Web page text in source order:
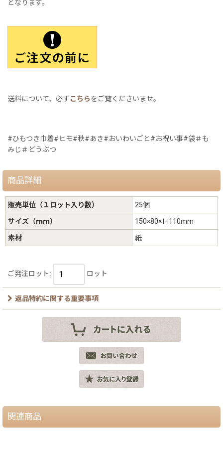
となります。
送料について、必ずこちらをご覧くださいませ。
#ひもつき巾着#ヒモ#秋#あき#おいわいごと#お祝い事#袋＃も
みじ＃どうぶつ
商品詳細
販売単位（１ロット入り数） 25個
サイズ（ｍｍ） 150×80×Ｈ110mm
素材 紙
ご発注ロット : ロット
返品特約に関する重要事項
関連商品